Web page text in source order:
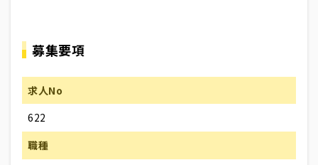
募集要項
求人No
622
職種